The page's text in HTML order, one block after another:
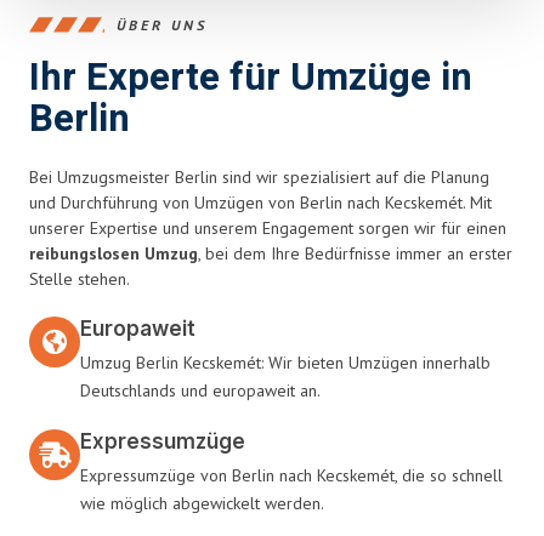
ÜBER UNS
Ihr Experte für Umzüge in
Berlin
Bei Umzugsmeister Berlin sind wir spezialisiert auf die Planung
und Durchführung von Umzügen von Berlin nach Kecskemét. Mit
unserer Expertise und unserem Engagement sorgen wir für einen
reibungslosen Umzug, bei dem Ihre Bedürfnisse immer an erster
Stelle stehen.
Europaweit
Umzug Berlin Kecskemét: Wir bieten Umzügen innerhalb
Deutschlands und europaweit an.
Expressumzüge
Expressumzüge von Berlin nach Kecskemét, die so schnell
wie möglich abgewickelt werden.